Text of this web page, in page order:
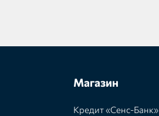
Магазин
Кредит «Сенс-Банк»